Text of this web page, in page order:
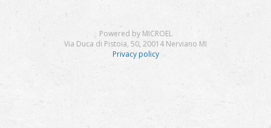
Powered by MICROEL
Via Duca di Pistoia, 50, 20014 Nerviano MI
Privacy policy